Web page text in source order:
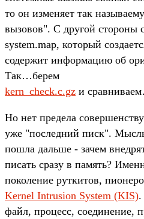
то он изменяет так
вызовов". С другой стороны
system.map, который
содержит информацию об
Так…берем
kern_check.c.gz и
Но нет предела
уже "последний писк".
пошла дальше - зачем
писать сразу в память?
поколение руткитов,
Kernel Intrusion System (KIS).
файл, процесс, соединение,